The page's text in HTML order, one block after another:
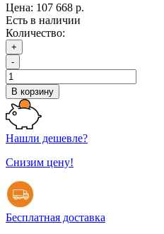
Цена: 107 668 р.
Есть в наличии
Количество:
+
-
В корзину
Нашли дешевле?
Снизим цену!
Бесплатная доставка